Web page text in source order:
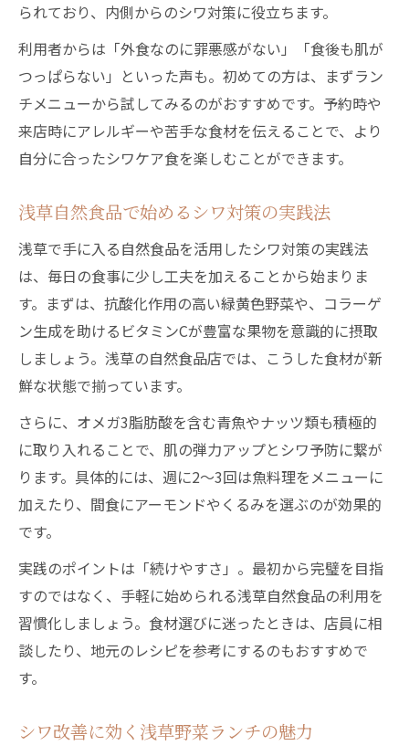
られており、内側からのシワ対策に役立ちます。
利用者からは「外食なのに罪悪感がない」「食後も肌が
つっぱらない」といった声も。初めての方は、まずラン
チメニューから試してみるのがおすすめです。予約時や
来店時にアレルギーや苦手な食材を伝えることで、より
自分に合ったシワケア食を楽しむことができます。
浅草自然食品で始めるシワ対策の実践法
浅草で手に入る自然食品を活用したシワ対策の実践法
は、毎日の食事に少し工夫を加えることから始まりま
す。まずは、抗酸化作用の高い緑黄色野菜や、コラーゲ
ン生成を助けるビタミンCが豊富な果物を意識的に摂取
しましょう。浅草の自然食品店では、こうした食材が新
鮮な状態で揃っています。
さらに、オメガ3脂肪酸を含む青魚やナッツ類も積極的
に取り入れることで、肌の弾力アップとシワ予防に繋が
ります。具体的には、週に2～3回は魚料理をメニューに
加えたり、間食にアーモンドやくるみを選ぶのが効果的
です。
実践のポイントは「続けやすさ」。最初から完璧を目指
すのではなく、手軽に始められる浅草自然食品の利用を
習慣化しましょう。食材選びに迷ったときは、店員に相
談したり、地元のレシピを参考にするのもおすすめで
す。
シワ改善に効く浅草野菜ランチの魅力